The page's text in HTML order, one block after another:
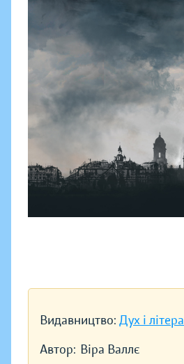
Видавництво: Дух і літера
Автор: Віра Валлє